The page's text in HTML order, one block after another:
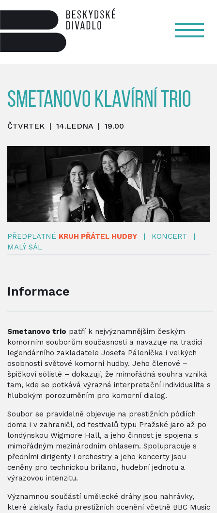
Smetanovo klavírní trio
ČTVRTEK | 14.LEDNA | 19.00
PŘEDPLATNÉ KRUH PŘÁTEL HUDBY | KONCERT
|
MALÝ SÁL
Informace
Smetanovo trio patří k nejvýznamnějším českým
komorním souborům současnosti a navazuje na tradici
legendárního zakladatele Josefa Páleníčka i velkých
osobností světové komorní hudby. Jeho členové –
špičkoví sólisté – dokazují, že mimořádná souhra vzniká
tam, kde se potkává výrazná interpretační individualita s
hlubokým porozuměním pro komorní dialog.
Soubor se pravidelně objevuje na prestižních pódiích
doma i v zahraničí, od festivalů typu Pražské jaro až po
londýnskou Wigmore Hall, a jeho činnost je spojena s
mimořádným mezinárodním ohlasem. Spolupracuje s
předními dirigenty i orchestry a jeho koncerty jsou
ceněny pro technickou brilanci, hudební jednotu a
výrazovou intenzitu.
Významnou součástí umělecké dráhy jsou nahrávky,
které získaly řadu prestižních ocenění včetně BBC Music